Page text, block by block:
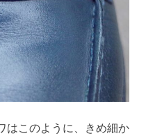
はこのように、きめ細か